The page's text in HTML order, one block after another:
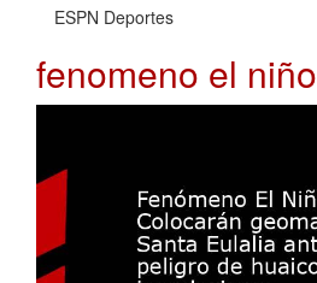
ESPN Deportes
fenomeno el niño